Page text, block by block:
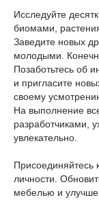
Исследуйте
биомами,
Заведите новых
молодыми.
Позаботьтесь об
и пригласите
своему
На выполнение
разработчиками,
увлекательно.
Присоединяйтесь
личности.
мебелью и